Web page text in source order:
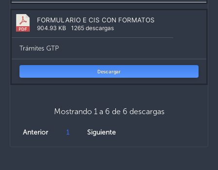
FORMULARIO E CIS CON FORMATOS
904.93 KB 1265 descargas
Trámites GTP
Descargar
Mostrando 1 a 6 de 6 descargas
Anterior 1 Siguiente